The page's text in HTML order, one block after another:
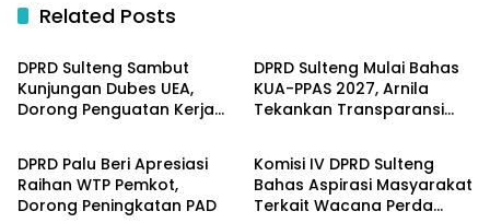
Related Posts
Parlementeria
DPRD Sulteng Sambut
Kunjungan Dubes UEA,
Dorong Penguatan Kerja
DPRD Sulteng Mulai Bahas
KUA-PPAS 2027, Arnila
Tekankan Transparansi
Parlementeria
DPRD Palu Beri Apresiasi
Raihan WTP Pemkot,
Dorong Peningkatan PAD
Parlementeria
Komisi IV DPRD Sulteng
Bahas Aspirasi Masyarakat
Terkait Wacana Perda
Parlementeria Parlementeria